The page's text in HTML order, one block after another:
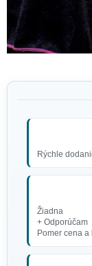
Rýchle
Žiadna
+ Odporúčam
Pomer cena a